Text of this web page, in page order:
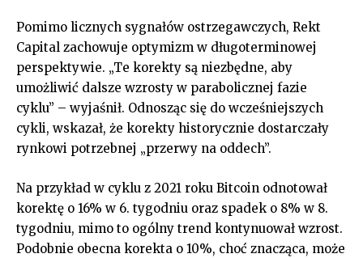
Pomimo licznych sygnałów ostrzegawczych, Rekt
Capital zachowuje optymizm w długoterminowej
perspektywie. „Te korekty są niezbędne, aby
umożliwić dalsze wzrosty w parabolicznej fazie
cyklu” – wyjaśnił. Odnosząc się do wcześniejszych
cykli, wskazał, że korekty historycznie dostarczały
rynkowi potrzebnej „przerwy na oddech”.
Na przykład w cyklu z 2021 roku Bitcoin odnotował
korektę o 16% w 6. tygodniu oraz spadek o 8% w 8.
tygodniu, mimo to ogólny trend kontynuował wzrost.
Podobnie obecna korekta o 10%, choć znacząca, może